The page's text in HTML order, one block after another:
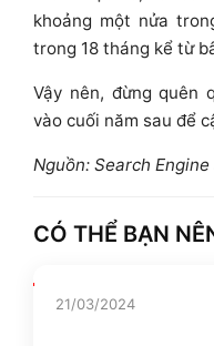
khoảng một nửa
trong 18 tháng kể từ
Vậy nên, đừng quên
vào cuối năm sau để
Nguồn: Search
CÓ THỂ BẠN
21/03/2024